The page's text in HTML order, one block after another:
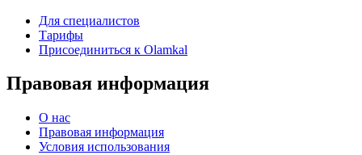
Для специалистов
Тарифы
Присоединиться к Olamkal
Правовая информация
О нас
Правовая информация
Условия использования